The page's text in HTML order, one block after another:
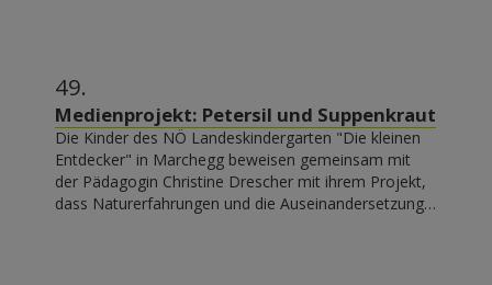
49.
Medienprojekt: Petersil und Suppenkraut
Die Kinder des NÖ Landeskindergarten "Die kleinen
Entdecker" in Marchegg beweisen gemeinsam mit
der Pädagogin Christine Drescher mit ihrem Projekt,
dass Naturerfahrungen und die Auseinandersetzung…